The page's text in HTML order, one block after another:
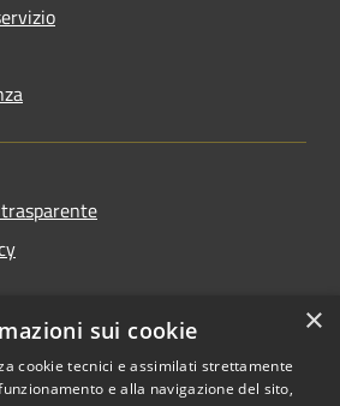
×
sui cookie
cookie tecnici e assimilati strettamente
e alla navigazione del sito,